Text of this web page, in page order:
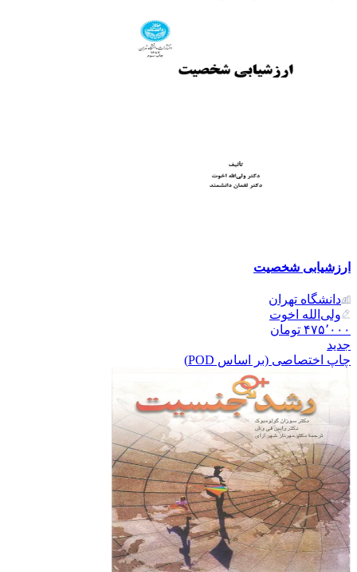
ارزشیابی شخصیت
دانشگاه تهران
ولی‌الله اخوت
۴۷۵٬۰۰۰ تومان
جدید
چاپ اختصاصی (بر اساس POD)